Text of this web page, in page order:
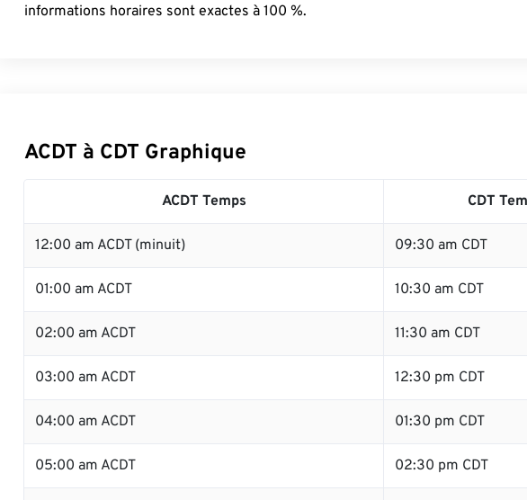
informations horaires sont exactes à 100 %.
ACDT à CDT Graphique
ACDT Temps CDT
12:00 am ACDT (minuit) 09:30 am CDT
01:00 am ACDT 10:30 am CDT
02:00 am ACDT 11:30 am CDT
03:00 am ACDT 12:30 pm CDT
04:00 am ACDT 01:30 pm CDT
05:00 am ACDT 02:30 pm CDT